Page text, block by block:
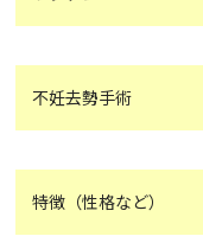
不妊去勢手術
特徴（性格など）